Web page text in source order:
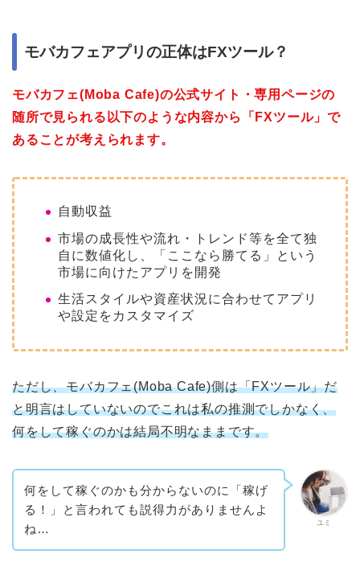
モバカフェアプリの正体はFXツール？
モバカフェ(Moba Cafe)の公式サイト・専用ページの
随所で見られる以下のような内容から「FXツール」で
あることが考えられます。
自動収益
市場の成長性や流れ・トレンド等を全て独
自に数値化し、「ここなら勝てる」という
市場に向けたアプリを開発
生活スタイルや資産状況に合わせてアプリ
や設定をカスタマイズ
ただし、モバカフェ(Moba Cafe)側は「FXツール」だ
と明言はしていないのでこれは私の推測でしかなく、
何をして稼ぐのかは結局不明なままです。
ユミ
何をして稼ぐのかも分からないのに「稼げ
る！」と言われても説得力がありませんよ
ね…